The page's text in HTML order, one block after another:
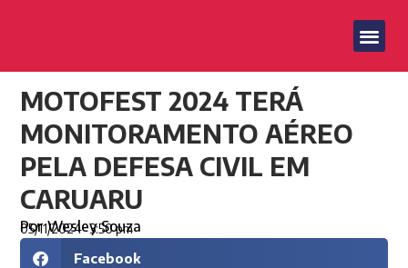
MOTOFEST 2024 TERÁ
MONITORAMENTO AÉREO
PELA DEFESA CIVIL EM
CARUARU
PorWesley Souza
05/11/2024 3:50 pm
Facebook